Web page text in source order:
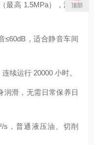
最高 1.5MPa），流量
≤60dB，适合静音车间
续运行 20000 小时。
润滑，无需日常保养日
s，普通液压油、切削
顶部